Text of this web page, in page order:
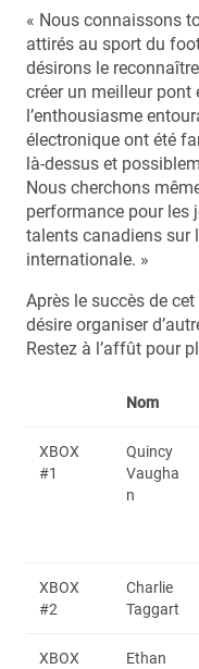
« Nous connaissons
attirés au sport du
désirons le
créer un meilleur pont
l’enthousiasme
électronique ont été
là-dessus et
Nous cherchons
performance pour les
talents canadiens sur
internationale. »
Après le succès de
désire organiser
Restez à l’affût pour
Nom
XBOX
#1
Quincy
Vaugha
n
XBOX
#2
Charlie
Taggart
XBOX
Ethan